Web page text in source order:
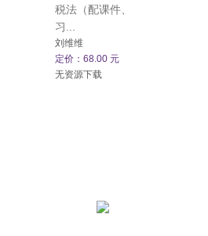
税法（配课件、
习...
刘维维
定价：68.00 元
无资源下载